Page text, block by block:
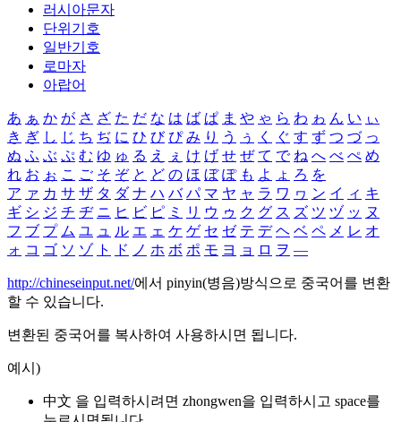
러시아문자
단위기호
일반기호
로마자
아랍어
あ ぁ か が さ ざ た だ な は ば ぱ ま や ゃ ら わ ゎ ん い ぃ
き ぎ し じ ち ぢ に ひ び ぴ み り う ぅ く ぐ す ず つ づ っ
ぬ ふ ぶ ぷ む ゆ ゅ る え ぇ け げ せ ぜ て で ね へ べ ぺ め
れ お ぉ こ ご そ ぞ と ど の ほ ぼ ぽ も よ ょ ろ を
ア ァ カ サ ザ タ ダ ナ ハ バ パ マ ヤ ャ ラ ワ ヮ ン イ ィ キ
ギ シ ジ チ ヂ ニ ヒ ビ ピ ミ リ ウ ゥ ク グ ス ズ ツ ヅ ッ ヌ
フ ブ プ ム ユ ュ ル エ ェ ケ ゲ セ ゼ テ デ ヘ ベ ペ メ レ オ
ォ コ ゴ ソ ゾ ト ド ノ ホ ボ ポ モ ヨ ョ ロ ヲ ―
http://chineseinput.net/에서 pinyin(병음)방식으로 중국어를 변환
할 수 있습니다.
변환된 중국어를 복사하여 사용하시면 됩니다.
예시)
中文 을 입력하시려면 zhongwen을 입력하시고 space를